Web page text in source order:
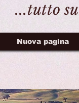
...tutto
Nuova pagina